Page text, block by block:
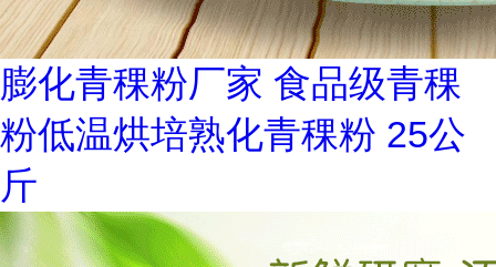
膨化青稞粉厂家 食品级青稞
粉低温烘培熟化青稞粉 25公
斤